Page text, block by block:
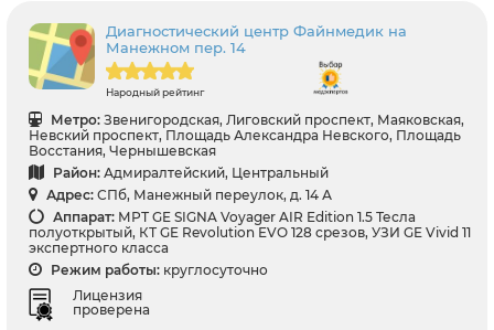
Диагностический центр Файнмедик на
Манежном пер. 14
Народный рейтинг
Метро: Звенигородская, Лиговский проспект, Маяковская,
Невский проспект, Площадь Александра Невского, Площадь
Восстания, Чернышевская
Район: Адмиралтейский, Центральный
Адрес: СПб, Манежный переулок, д. 14 А
Аппарат: МРТ GE SIGNA Voyager AIR Edition 1.5 Тесла
полуоткрытый, КТ GE Revolution EVO 128 срезов, УЗИ GE Vivid 11
экспертного класса
Режим работы: круглосуточно
Лицензия
проверена